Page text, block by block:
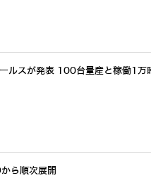
ルスが発表 100台量産と稼働1万
ら順次展開